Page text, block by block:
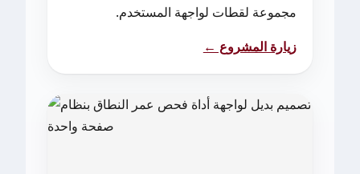
مجموعة لقطات لواجهة المستخدم.
زيارة المشروع ←